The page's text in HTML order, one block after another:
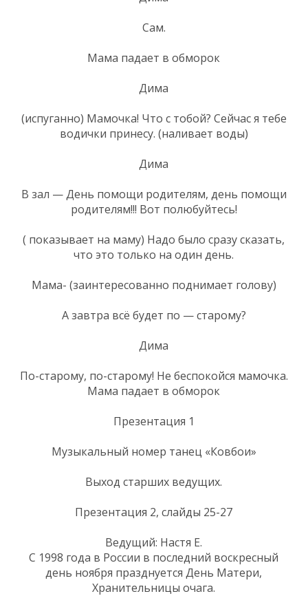
Сам.
Мама падает в обморок
Дима
(испуганно) Мамочка! Что с тобой? Сейчас я тебе
водички принесу. (наливает воды)
Дима
В зал — День помощи родителям, день помощи
родителям!!! Вот полюбуйтесь!
( показывает на маму) Надо было сразу сказать,
что это только на один день.
Мама- (заинтересованно поднимает голову)
А завтра всё будет по — старому?
Дима
По-старому, по-старому! Не беспокойся мамочка.
Мама падает в обморок
Презентация 1
Музыкальный номер танец «Ковбои»
Выход старших ведущих.
Презентация 2, слайды 25-27
Ведущий: Настя Е.
С 1998 года в России в последний воскресный
день ноября празднуется День Матери,
Хранительницы очага.